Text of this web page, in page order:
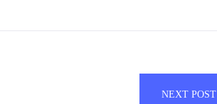
NEXT POST